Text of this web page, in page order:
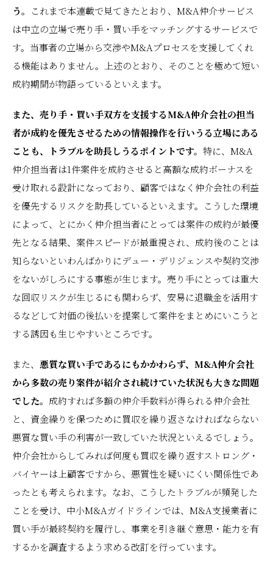
う。
これまで本連載で見てきたとおり、M&A仲介サービス
は中立の立場で売り手・買い手をマッチングするサービスで
す。当事者の立場から交渉やM&Aプロセスを支援してくれ
る機能はありません。上述のとおり、そのことを極めて短い
成約期間が物語っているといえます。
また、売り手・買い手双方を支援するM&A仲介会社の担当
者が成約を優先させるための情報操作を行いうる立場にある
ことも、トラブルを助長しうるポイントです。 特に、M&A
仲介担当者は1件案件を成約させると高額な成約ボーナスを
受け取れる設計になっており、顧客ではなく仲介会社の利益
を優先するリスクを助長しているといえます。こうした環境
によって、とにかく仲介担当者にとっては案件の成約が最優
先となる結果、案件スピードが最重視され、成約後のことは
知らないといわんばかりにデュー・デリジェンスや契約交渉
をないがしろにする事態が生じます。売り手にとっては重大
な回収リスクが生じるにも関わらず、安易に退職金を活用す
るなどして対価の後払いを提案して案件をまとめにいこうと
する誘因も生じやすいところです。
また、 悪質な買い手であるにもかかわらず、M&A仲介会社
から多数の売り案件が紹介され続けていた状況も大きな問題
でした。 成約すれば多額の仲介手数料が得られる仲介会社
と、資金繰りを保つために買収を繰り返さなければならない
悪質な買い手の利害が一致していた状況といえるでしょう。
仲介会社からしてみれば何度も買収を繰り返すストロング・
バイヤーは上顧客ですから、悪質性を疑いにくい関係性であ
ったとも考えられます。なお、こうしたトラブルが頻発した
ことを受け、中小M&Aガイドラインでは、M&A支援業者に
買い手が最終契約を履行し、事業を引き継ぐ意思・能力を有
するかを調査するよう求める改訂を行っています。